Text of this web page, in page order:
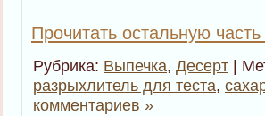
Прочитать остальную
Рубрика: Выпечка, Десерт |
разрыхлитель для теста,
комментариев »